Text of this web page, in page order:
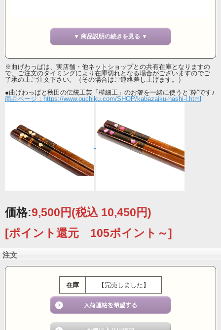
「秋田 大館曲げわっぱ」
小判型の曲げわっぱのお弁当箱の「小判弁当」。
木の美しさと和の温もりが心豊かに伝わり、日本三大美林のひとつに数えられる
秋田杉の均一で美しい木目を活かした国指定の伝統的工芸品。
す。
サイズ：縦12×横18.8×高5.8 (cm)
▼ 商品説明の続きを見る ▼
※曲げわっぱは、実店舗・他ネットショップとの共有在庫となりますの
で、ご注文のタイミングにより在庫切れとなる場合がございますのでご
了承の上ご注文下さい。（その場合はご連絡差し上げます。）
●曲げわっぱと秋田の伝統工芸「樺細工」のお箸を一緒に使うと”粋”です♪
商品ページ：https://www.ouchiku.com/SHOP/kabazaiku-hashi-l.html
価格:9,500円(税込 10,450円)
[ポイント還元 105ポイント～]
注文
在庫 【完売しました】